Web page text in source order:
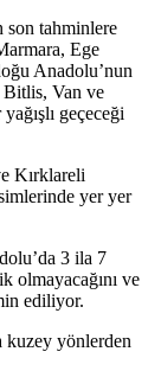
son tahminlere
Ege
Anadolu’nun
Bitlis, Van ve
geçeceği
Kırklareli
yer yer
3 ila 7
olmayacağını ve
ediliyor.
kuzey yönlerden